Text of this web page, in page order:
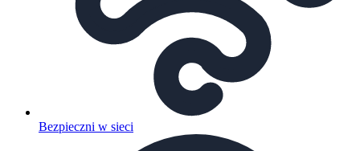
Bezpieczni w sieci